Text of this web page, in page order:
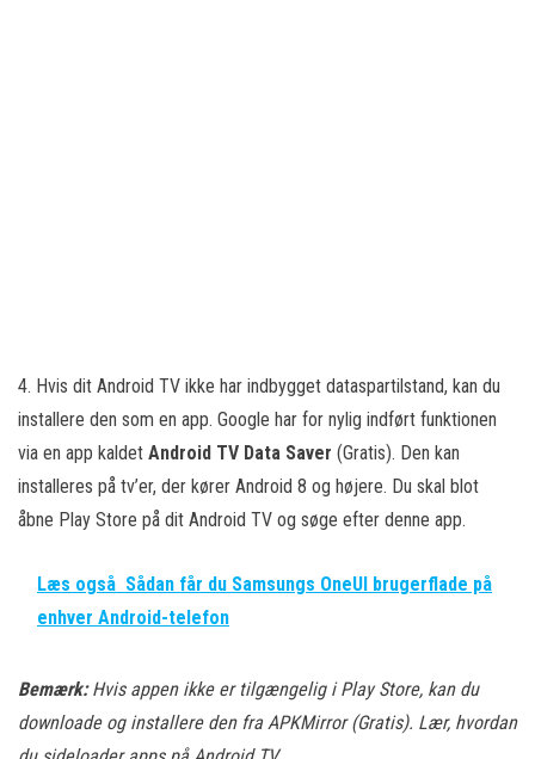
4. Hvis dit Android TV ikke har indbygget dataspartilstand, kan du
installere den som en app. Google har for nylig indført funktionen
via en app kaldet Android TV Data Saver (Gratis). Den kan
installeres på tv’er, der kører Android 8 og højere. Du skal blot
åbne Play Store på dit Android TV og søge efter denne app.
Læs også Sådan får du Samsungs OneUI brugerflade på
enhver Android-telefon
Bemærk:Hvis appen ikke er tilgængelig i Play Store, kan du
downloade og installere den fra APKMirror (Gratis). Lær, hvordan